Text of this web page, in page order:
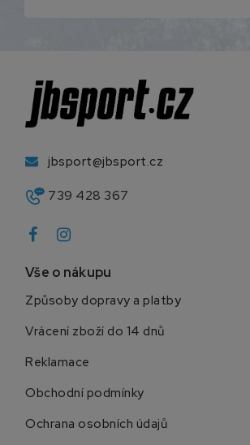
jbsport@jbsport.cz
739 428 367
Vše o nákupu
Způsoby dopravy a platby
Vrácení zboží do 14 dnů
Reklamace
Obchodní podmínky
Ochrana osobních údajů